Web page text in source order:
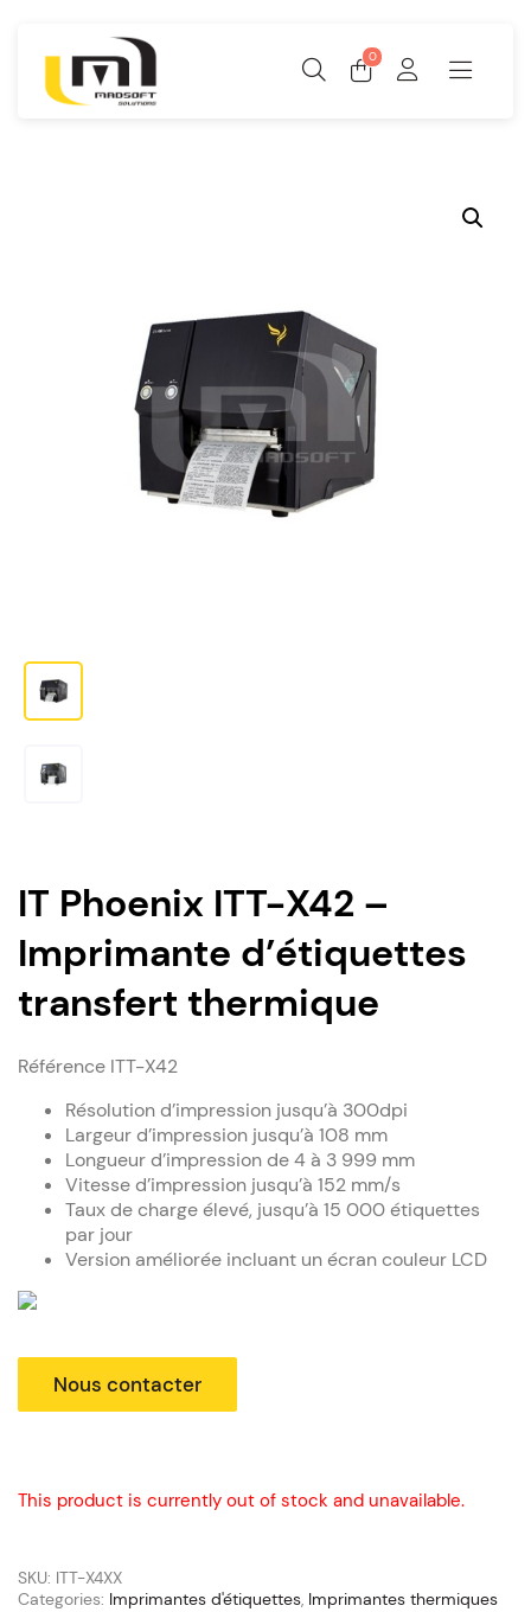
IT Phoenix ITT-X42 –
Imprimante d’étiquettes
transfert thermique
Référence ITT-X42
Résolution d’impression jusqu’à 300dpi
Largeur d’impression jusqu’à 108 mm
Longueur d’impression de 4 à 3 999 mm
Vitesse d’impression jusqu’à 152 mm/s
Taux de charge élevé, jusqu’à 15 000 étiquettes
par jour
Version améliorée incluant un écran couleur LCD
This product is currently out of stock and unavailable.
SKU: ITT-X4XX
Categories: Imprimantes d'étiquettes, Imprimantes thermiques